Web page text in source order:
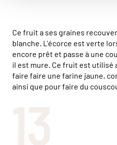
Ce fruit a ses graines
blanche. L'écorce est verte
encore prêt et passe à une
il est mure. Ce fruit est utilisé
faire faire une farine jaune,
ainsi que pour faire du